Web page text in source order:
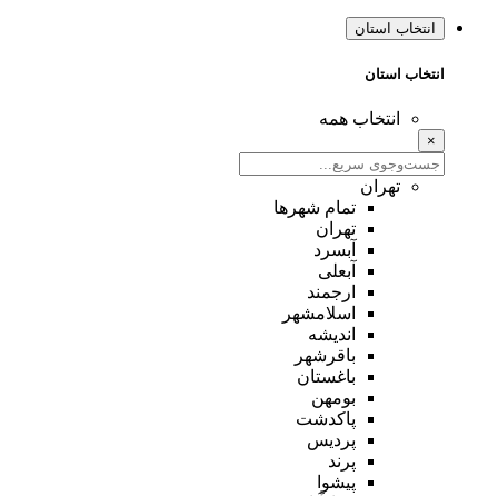
انتخاب استان
انتخاب استان
انتخاب همه
×
تهران
تمام شهر‌ها
تهران
آبسرد
آبعلی
ارجمند
اسلامشهر
اندیشه
باقرشهر
باغستان
بومهن
پاکدشت
پردیس
پرند
پیشوا